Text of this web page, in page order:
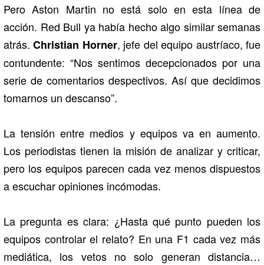
Pero Aston Martin no está solo en esta línea de
acción. Red Bull ya había hecho algo similar semanas
atrás.Christian Horner, jefe del equipo austríaco, fue
contundente: “Nos sentimos decepcionados por una
serie de comentarios despectivos. Así que decidimos
tomarnos un descanso”.
La tensión entre medios y equipos va en aumento.
Los periodistas tienen la misión de analizar y criticar,
pero los equipos parecen cada vez menos dispuestos
a escuchar opiniones incómodas.
La pregunta es clara: ¿Hasta qué punto pueden los
equipos controlar el relato? En una F1 cada vez más
mediática, los vetos no solo generan distancia…